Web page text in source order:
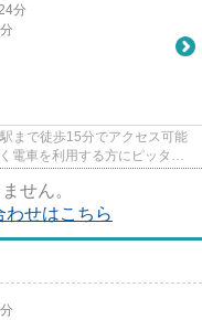
分
まで徒歩15分でアクセス可能
電車を利用する方にピッタリ
せん。
わせはこちら